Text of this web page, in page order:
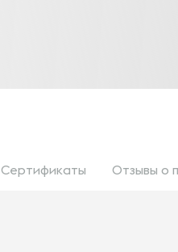
Сертификаты Отзывы о